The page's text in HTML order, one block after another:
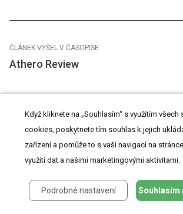
ČLÁNEK VYŠEL V ČASOPISE
Athero Review
Číslo
1
Když kliknete na „Souhlasím“ s využitím všech
cookies, poskytnete tím souhlas k jejich
zařízení a pomůže to s vaší navigací na
využití dat a našimi marketingovými aktivitami.
Podrobné nastavení Souhlasím